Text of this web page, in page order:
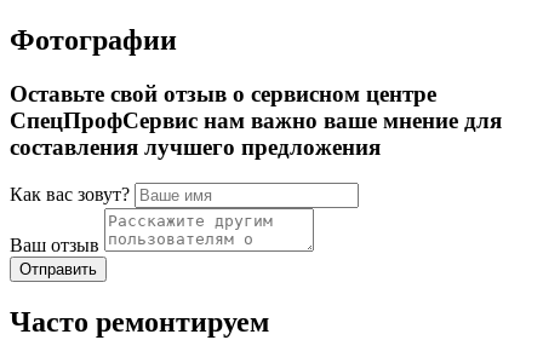
Фотографии
Оставьте свой отзыв о сервисном центре
СпецПрофСервис нам важно ваше мнение для
составления лучшего предложения
Как вас зовут?
Ваш отзыв
Часто ремонтируем